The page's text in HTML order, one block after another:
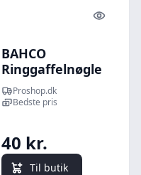
Quick
BAHCO
Ringgaffelnøgle
8 mm, 111m-8
Proshop.dk
Bedste pris
40 kr.
Til butik